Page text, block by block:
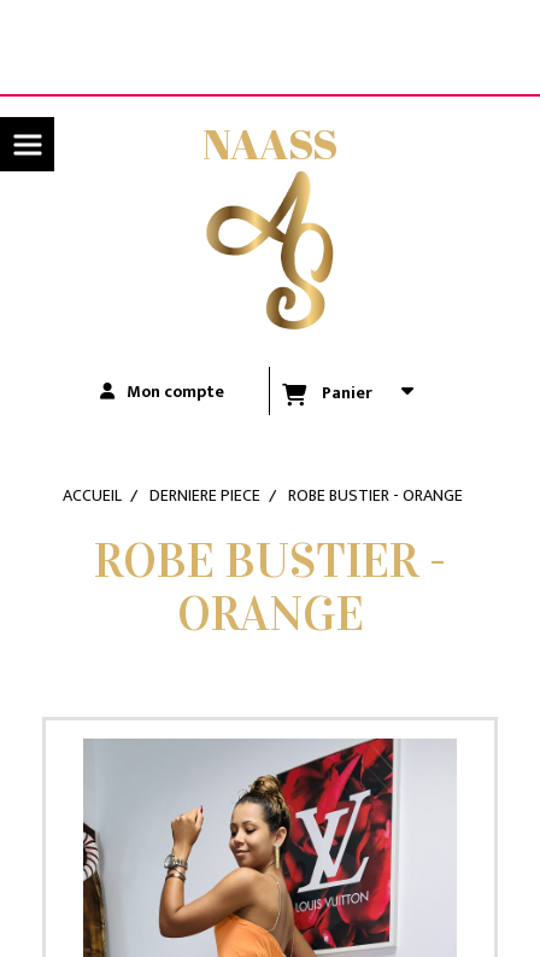
NAASS
Mon compte Panier
ACCUEIL DERNIERE PIECE ROBE BUSTIER - ORANGE
ROBE BUSTIER -
ORANGE